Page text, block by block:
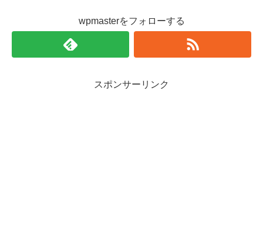
wpmasterをフォローする
スポンサーリンク